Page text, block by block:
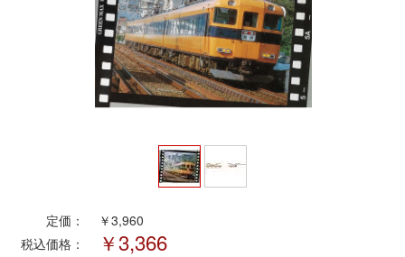
マイクロエース
Bトレインショーティー
MODEMO(モデモ)
定価：
￥3,960
税込価格：
￥3,366